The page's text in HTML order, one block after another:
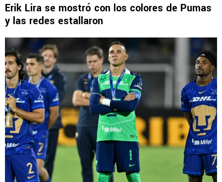
Erik Lira se mostró con los colores de Pumas
y las redes estallaron